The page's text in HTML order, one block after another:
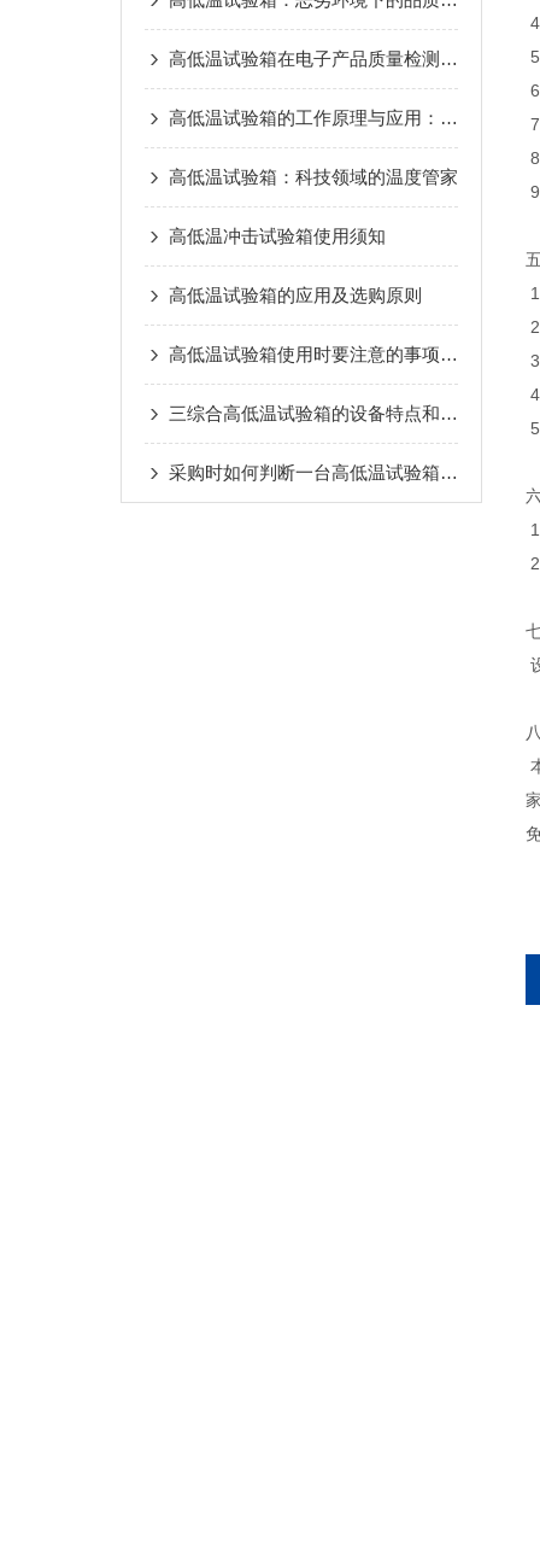
高低温试验箱在电子产品质量检测中的重要作用
高低温试验箱的工作原理与应用：测试材料耐温性能
高低温试验箱：科技领域的温度管家
高低温冲击试验箱使用须知
高低温试验箱的应用及选购原则
高低温试验箱使用时要注意的事项有哪些？
三综合高低温试验箱的设备特点和满足标准
采购时如何判断一台高低温试验箱的优劣？